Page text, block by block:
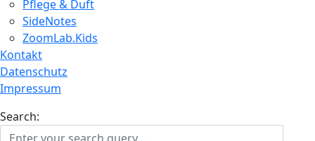
Pflege & Duft
SideNotes
ZoomLab.Kids
Kontakt
Datenschutz
Impressum
Search: